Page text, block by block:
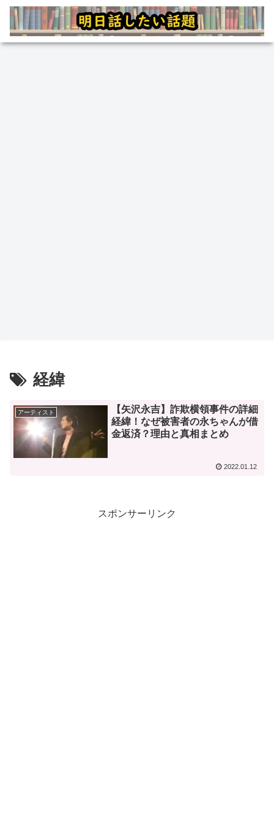
経緯
アーティスト
【矢沢永吉】詐欺横領事件の詳細
経緯！なぜ被害者の永ちゃんが借
金返済？理由と真相まとめ
2022.01.12
スポンサーリンク